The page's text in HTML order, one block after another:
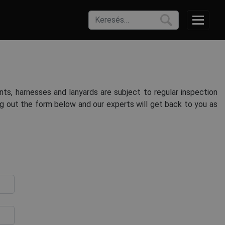
harnesses and lanyards are subject to regular inspection
out the form below and our experts will get back to you as